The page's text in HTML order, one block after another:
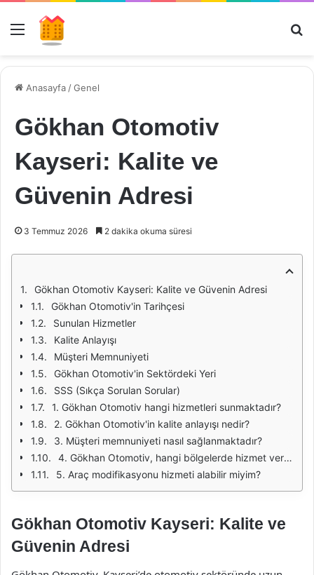
Menü
Anasayfa /Genel
Gökhan Otomotiv
Kayseri: Kalite ve
Güvenin Adresi
3 Temmuz 2026 2 dakika okuma süresi
Gökhan Otomotiv Kayseri: Kalite ve Güvenin Adresi
Gökhan Otomotiv'in Tarihçesi
Sunulan Hizmetler
Kalite Anlayışı
Müşteri Memnuniyeti
Gökhan Otomotiv'in Sektördeki Yeri
SSS (Sıkça Sorulan Sorular)
1. Gökhan Otomotiv hangi hizmetleri sunmaktadır?
2. Gökhan Otomotiv'in kalite anlayışı nedir?
3. Müşteri memnuniyeti nasıl sağlanmaktadır?
4. Gökhan Otomotiv, hangi bölgelerde hizmet vermektedir?
5. Araç modifikasyonu hizmeti alabilir miyim?
Gökhan Otomotiv Kayseri: Kalite ve
Güvenin Adresi